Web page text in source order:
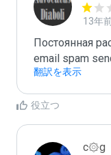
13年
Постоянная
email spam
翻訳を表示
役立つ
c۞g